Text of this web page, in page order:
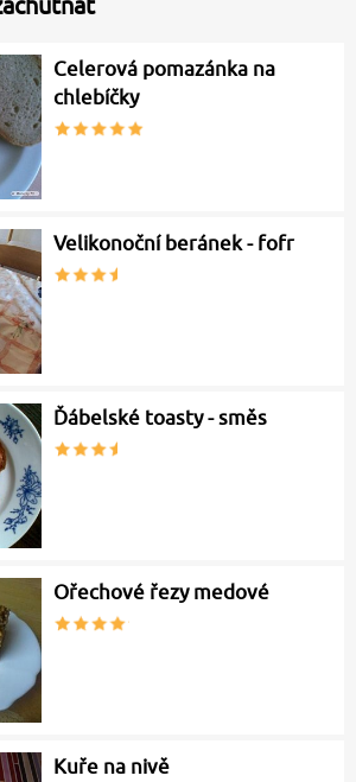
Celerová pomazánka na
chlebíčky
Velikonoční beránek - fofr
Ďábelské toasty - směs
Ořechové řezy medové
Kuře na nivě